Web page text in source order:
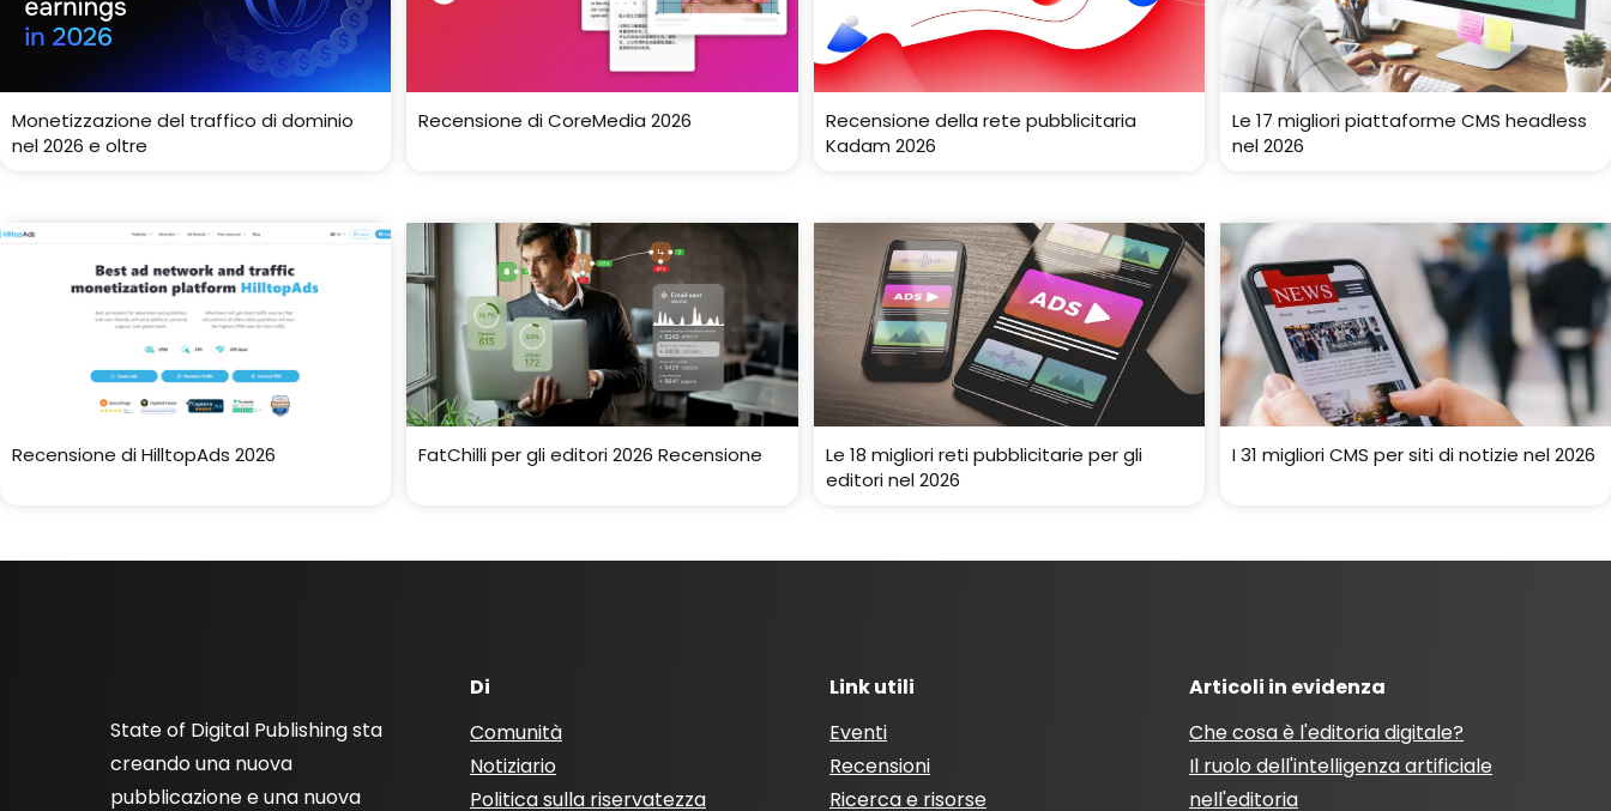
Monetizzazione del traffico di dominio
nel 2026 e oltre
Recensione di CoreMedia 2026
Recensione della rete pubblicitaria
Kadam 2026
Le 17 migliori piattaforme CMS headless
nel 2026
Recensione di HilltopAds 2026 FatChilli per gli editori 2026 Recensione
Le 18 migliori reti pubblicitarie per gli
editori nel 2026
I 31 migliori CMS per siti di notizie nel 2026
State of Digital Publishing sta
creando una nuova
pubblicazione e una nuova
Di
Comunità
Notiziario
Politica sulla riservatezza
Link utili
Eventi
Recensioni
Ricerca e risorse
Articoli in evidenza
Che cosa è l'editoria digitale?
Il ruolo dell'intelligenza artificiale
nell'editoria